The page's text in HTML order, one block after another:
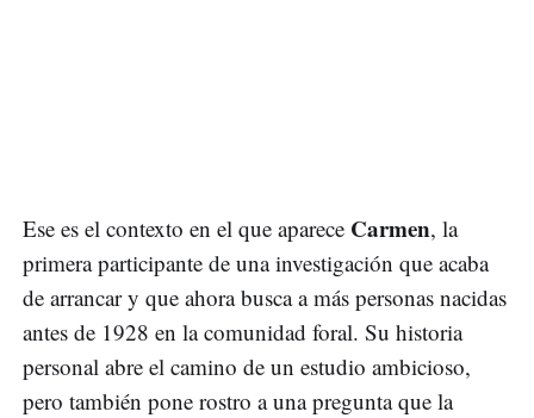
Ese es el contexto en el que aparece Carmen, la
primera participante de una investigación que acaba
de arrancar y que ahora busca a más personas nacidas
antes de 1928 en la comunidad foral. Su historia
personal abre el camino de un estudio ambicioso,
pero también pone rostro a una pregunta que la